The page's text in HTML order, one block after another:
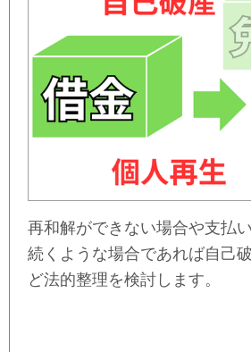
再和解ができない場合や支払
続くような場合であれば自己
ど法的整理を検討します。